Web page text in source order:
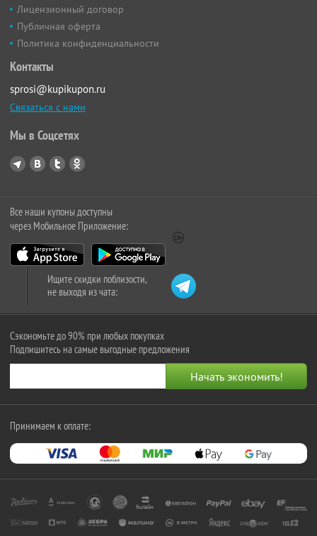
Лицензионный договор
Публичная оферта
Политика конфиденциальности
Контакты
sprosi@kupikupon.ru
Связаться с нами
Мы в Соцсетях
Все наши купоны доступны
через Мобильное Приложение:
Ищите скидки поблизости,
не выходя из чата:
Сэкономьте до 90% при любых покупках
Подпишитесь на самые выгодные предложения
Принимаем к оплате: